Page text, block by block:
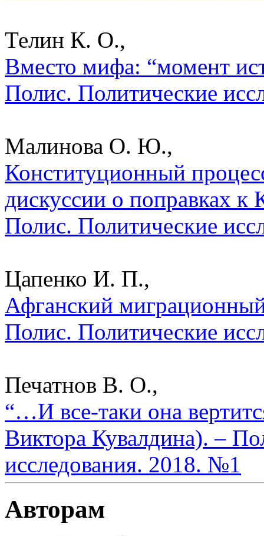
Телин К. О.,
Вместо мифа: “момент
Полис. Политические
Малинова О. Ю.,
Конституционный
дискуссии о поправках
Полис. Политические
Цапенко И. П.,
Афганский
Полис. Политические
Печатнов В. О.,
“…И все-таки она
Виктора Кувалдина). –
исследования. 2018. №1
Авторам